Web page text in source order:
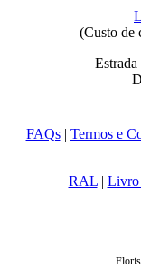
(Custo de
FAQs| Termos e
RAL| Livro